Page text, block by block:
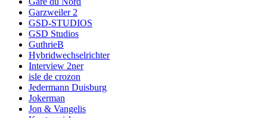
Garzweiler 2
GSD-STUDIOS
GSD Studios
GuthrieB
Hybridwechselrichter
Interview 2ner
isle de crozon
Jedermann Duisburg
Jokerman
Jon & Vangelis